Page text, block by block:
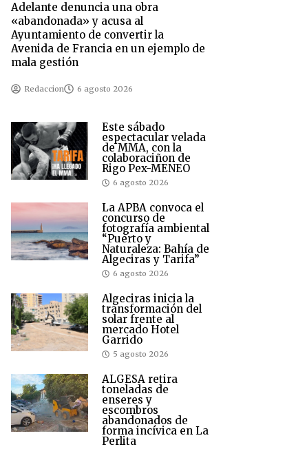
Adelante denuncia una obra
«abandonada» y acusa al
Ayuntamiento de convertir la
Avenida de Francia en un ejemplo de
mala gestión
Redaccion 6 agosto 2026
Este sábado
espectacular velada
de MMA, con la
colaboraciñon de
Rigo Pex-MENEO
6 agosto 2026
La APBA convoca el
concurso de
fotografía ambiental
“Puerto y
Naturaleza: Bahía de
Algeciras y Tarifa”
6 agosto 2026
Algeciras inicia la
transformación del
solar frente al
mercado Hotel
Garrido
5 agosto 2026
ALGESA retira
toneladas de
enseres y
escombros
abandonados de
forma incívica en La
Perlita